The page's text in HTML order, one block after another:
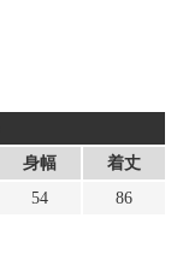
身幅
着丈
54 86